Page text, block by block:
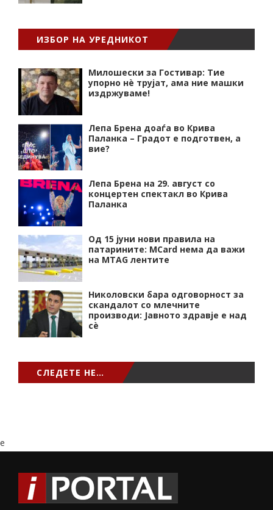
ИЗБОР НА УРЕДНИКОТ
Милошески за Гостивар: Тие
упорно нѐ трујат, ама ние машки
издржуваме!
Лепа Брена доаѓа во Крива
Паланка – Градот е подготвен, а
вие?
Лепа Брена на 29. август со
концертен спектакл во Крива
Паланка
Од 15 јуни нови правила на
патарините: MCard нема да важи
на MTAG лентите
Николовски бара одговорност за
скандалот со млечните
производи: Јавното здравје е над
сѐ
СЛЕДЕТЕ НЕ…
e